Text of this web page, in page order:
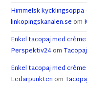
Himmelsk
linkopingskanalen.seom
Enkel tacopaj med
Perspektiv24omTacopaj
Enkel tacopaj med
Ledarpunktenom